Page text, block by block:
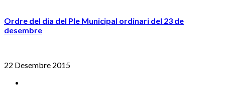
Ordre del dia del Ple Municipal ordinari del 23 de
desembre
22 Desembre 2015